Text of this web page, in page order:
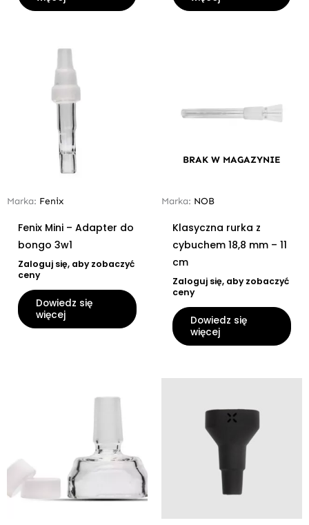
Marka: Fenix
Fenix Mini – Adapter do
bongo 3w1
Zaloguj się, aby zobaczyć
ceny
Dowiedz się
więcej
BRAK W MAGAZYNIE
Marka: NOB
Klasyczna rurka z
cybuchem 18,8 mm – 11
cm
Zaloguj się, aby zobaczyć
ceny
Dowiedz się
więcej